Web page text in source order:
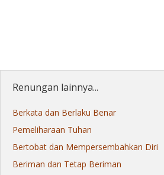
Renungan lainnya...
Berkata dan Berlaku Benar
Pemeliharaan Tuhan
Bertobat dan Mempersembahkan Diri
Beriman dan Tetap Beriman